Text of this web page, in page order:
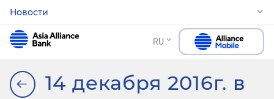
Новости
RU
14 декабря 2016г. в